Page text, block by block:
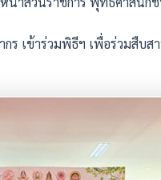
ร เข้าร่วมพิธีฯ เพื่อร่วมสื